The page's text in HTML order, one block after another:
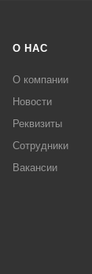
О НАС
О компании
Новости
Реквизиты
Сотрудники
Вакансии